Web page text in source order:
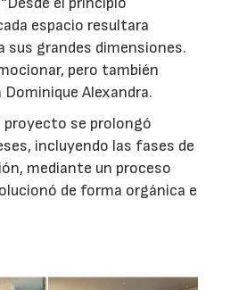
espacio resultara
sus grandes dimensiones.
pero también
Dominique Alexandra.
proyecto se prolongó
incluyendo las fases de
mediante un proceso
de forma orgánica e